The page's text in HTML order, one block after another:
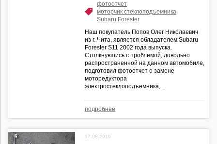
фотоотчет
моторчик стеклоподъемника
Subaru Forester
Наш покупатель Попов Олег Николаевич
из г. Чита, является обладателем Subaru
Forester S11 2002 года выпуска.
Столкнувшись с проблемой, довольно
распространенной на данном автомобиле,
подготовил фотоотчет о замене
моторедуктора
электростеклоподъемника,...
подробнее
17.08.2016